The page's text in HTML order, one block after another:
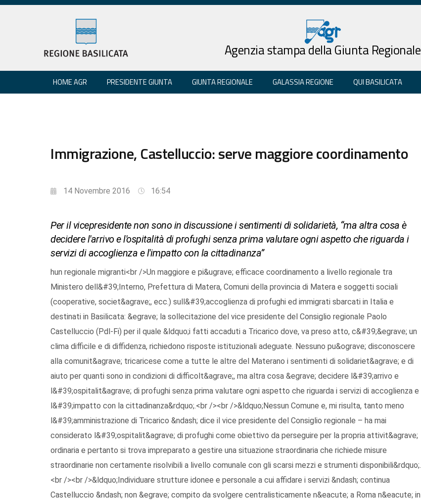
Agenzia stampa della Giunta Regionale
HOME AGR PRESIDENTE GIUNTA GIUNTA REGIONALE GALASSIA REGIONE QUI BASILICATA
Immigrazione, Castelluccio: serve maggiore coordinamento
14 Novembre 2016 16:54
Per il vicepresidente non sono in discussione i sentimenti di solidarietà, “ma altra cosa è
decidere l'arrivo e l'ospitalità di profughi senza prima valutare ogni aspetto che riguarda i
servizi di accoglienza e l'impatto con la cittadinanza”
hun regionale migranti<br />Un maggiore e pi&ugrave; efficace coordinamento a livello regionale tra
Ministero dell&#39;Interno, Prefettura di Matera, Comuni della provincia di Matera e soggetti sociali
(cooperative, societ&agrave;, ecc.) sull&#39;accoglienza di profughi ed immigrati sbarcati in Italia e
destinati in Basilicata: &egrave; la sollecitazione del vice presidente del Consiglio regionale Paolo
Castelluccio (Pdl-Fi) per il quale &ldquo;i fatti accaduti a Tricarico dove, va preso atto, c&#39;&egrave; un
clima difficile e di diffidenza, richiedono risposte istituzionali adeguate. Nessuno pu&ograve; disconoscere
alla comunit&agrave; tricaricese come a tutte le altre del Materano i sentimenti di solidariet&agrave; e di
aiuto per quanti sono in condizioni di difficolt&agrave;, ma altra cosa &egrave; decidere l&#39;arrivo e
l&#39;ospitalit&agrave; di profughi senza prima valutare ogni aspetto che riguarda i servizi di accoglienza e
l&#39;impatto con la cittadinanza&rdquo;.<br /><br />&ldquo;Nessun Comune e, mi risulta, tanto meno
l&#39;amministrazione di Tricarico &ndash; dice il vice presidente del Consiglio regionale – ha mai
considerato l&#39;ospitalit&agrave; di profughi come obiettivo da perseguire per la propria attivit&agrave;
ordinaria e pertanto si trova impreparato a gestire una situazione straordinaria che richiede misure
straordinarie non certamente risolvibili a livello comunale con gli scarsi mezzi e strumenti disponibili&rdquo;.
<br /><br />&ldquo;Individuare strutture idonee e personale a cui affidare i servizi &ndash; continua
Castelluccio &ndash; non &egrave; compito da svolgere centralisticamente n&eacute; a Roma n&eacute; in